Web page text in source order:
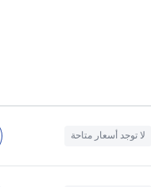
لا توجد أسعار متاحة